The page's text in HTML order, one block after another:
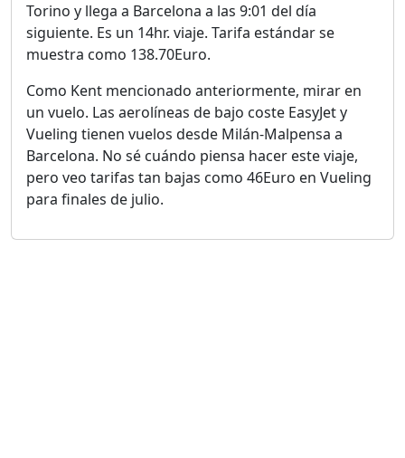
Torino y llega a Barcelona a las 9:01 del día
siguiente. Es un 14hr. viaje. Tarifa estándar se
muestra como 138.70Euro.
Como Kent mencionado anteriormente, mirar en
un vuelo. Las aerolíneas de bajo coste EasyJet y
Vueling tienen vuelos desde Milán-Malpensa a
Barcelona. No sé cuándo piensa hacer este viaje,
pero veo tarifas tan bajas como 46Euro en Vueling
para finales de julio.